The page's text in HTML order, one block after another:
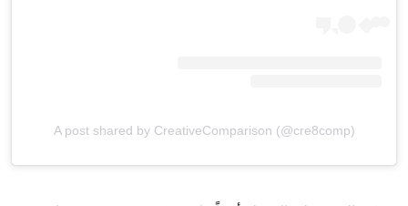
A post shared by CreativeComparison (@cre8comp)